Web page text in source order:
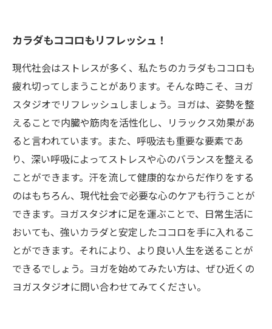
カラダもココロもリフレッシュ！
現代社会はストレスが多く、私たちのカラダもココロも
疲れ切ってしまうことがあります。そんな時こそ、ヨガ
スタジオでリフレッシュしましょう。ヨガは、姿勢を整
えることで内臓や筋肉を活性化し、リラックス効果があ
ると言われています。また、呼吸法も重要な要素であ
り、深い呼吸によってストレスや心のバランスを整える
ことができます。汗を流して健康的なからだ作りをする
のはもちろん、現代社会で必要な心のケアも行うことが
できます。ヨガスタジオに足を運ぶことで、日常生活に
おいても、強いカラダと安定したココロを手に入れるこ
とができます。それにより、より良い人生を送ることが
できるでしょう。ヨガを始めてみたい方は、ぜひ近くの
ヨガスタジオに問い合わせてみてください。